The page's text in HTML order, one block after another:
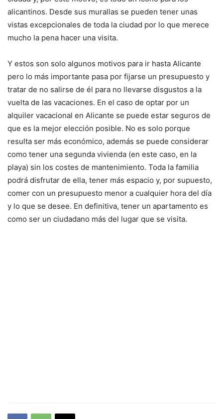
alicantinos. Desde sus murallas se pueden tener unas
vistas excepcionales de toda la ciudad por lo que merece
mucho la pena hacer una visita.
Y estos son solo algunos motivos para ir hasta Alicante
pero lo más importante pasa por fijarse un presupuesto y
tratar de no salirse de él para no llevarse disgustos a la
vuelta de las vacaciones. En el caso de optar por un
alquiler vacacional en Alicante se puede estar seguros de
que es la mejor elección posible. No es solo porque
resulta ser más económico, además se puede considerar
como tener una segunda vivienda (en este caso, en la
playa) sin los costes de mantenimiento. Toda la familia
podrá disfrutar de ella, tener más espacio y, por supuesto,
comer con un presupuesto menor a cualquier hora del día
y lo que se desee. En definitiva, tener un apartamento es
como ser un ciudadano más del lugar que se visita.